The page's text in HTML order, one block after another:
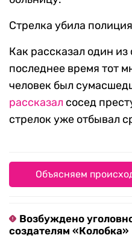
Стрелка убила
Как рассказал один
последнее время тот
человек был
рассказал сосед
стрелок уже отбывал
Объясняем
Возбуждено
создателям «Колобка»